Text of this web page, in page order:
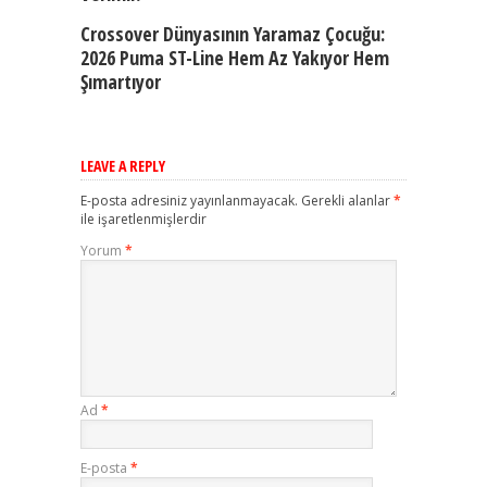
Crossover Dünyasının Yaramaz Çocuğu:
2026 Puma ST-Line Hem Az Yakıyor Hem
Şımartıyor
LEAVE A REPLY
E-posta adresiniz yayınlanmayacak. Gerekli alanlar*
ile işaretlenmişlerdir
Yorum *
Ad *
E-posta *